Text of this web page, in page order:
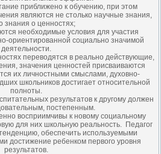
приближено к обучению, при этом
являются не столько научные знания,
знания о ценностях;
необходимые условия для участия
ориентированной социально значимой
деятельности.
переводятся в реально действующие,
значения ценностей присваиваются
их личностными смыслами, духовно-
школьников достигает относительной
полноты.
результатов к другому должен
постепенным.
восприимчивы к новому социальному
для них школьную реальность. Педагог
обеспечить используемыми
достижение ребенком первого уровня
результатов.